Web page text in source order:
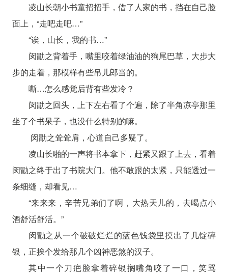
凌山长朝小书童招招手，借了人家的书，挡在自己脸
面上，“走吧走吧…”
“诶，山长，我的书…”
闵勖之背着手，嘴里咬着绿油油的狗尾巴草，大步大
步的走着，那模样有些吊儿郎当的。
嘶…怎么感觉后背有些发冷？
闵勖之回头，上下左右看了个遍，除了半角凉亭那里
坐了个书呆子，也没什么特别的嘛。
闵勖之耸耸肩，心道自己多疑了。
凌山长啪的一声将书本拿下，赶紧又跟了上去，看着
闵勖之终于出了书院大门。他不敢跟的太紧，只能透过一
条细缝，却看见…
“来来来，辛苦兄弟们了啊，大热天儿的，去喝点小
酒舒活舒活。”
闵勖之从一个破破烂烂的蓝色钱袋里摸出了几锭碎
银，正挨个发给那几个凶神恶煞的汉子。
其中一个刀疤脸拿着碎银搁嘴角咬了一口，笑骂